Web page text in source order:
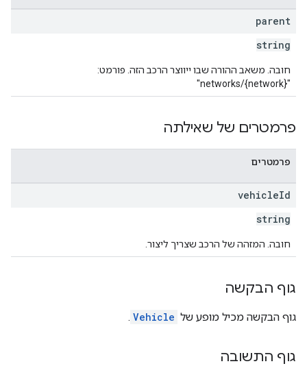
parent
string
חובה. משאב ההורה שבו ייווצר הרכב הזה. פורמט:
"networks/{network}"
פרמטרים של שאילתה
פרמטרים
vehicleId
string
חובה. המזהה של הרכב שצריך ליצור.
גוף הבקשה
גוף הבקשה מכיל מופע של Vehicle
.
גוף התשובה